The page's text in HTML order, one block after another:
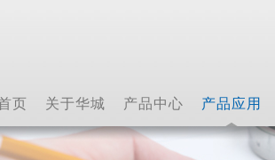
页 关于华城 产品中心 产品应用